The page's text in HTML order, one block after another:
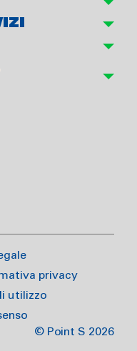
privacy
utilizzo
© Point S 2026